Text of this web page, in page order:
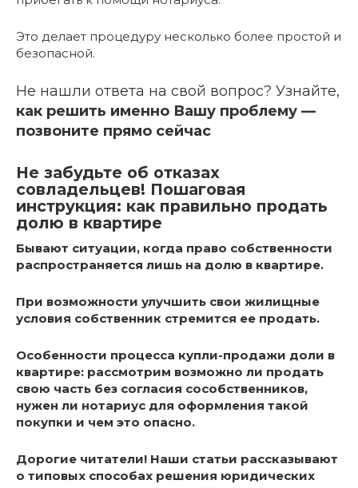
Это делает процедуру несколько более простой и
безопасной.
Не нашли ответа на свой вопрос? Узнайте,
как решить именно Вашу проблему —
позвоните прямо сейчас
Не забудьте об отказах
совладельцев! Пошаговая
инструкция: как правильно продать
долю в квартире
Бывают ситуации, когда право собственности
распространяется лишь на долю в квартире.
При возможности улучшить свои жилищные
условия собственник стремится ее продать.
Особенности процесса купли-продажи доли в
квартире: рассмотрим возможно ли продать
свою часть без согласия сособственников,
нужен ли нотариус для оформления такой
покупки и чем это опасно.
Дорогие читатели! Наши статьи рассказывают
о типовых способах решения юридических